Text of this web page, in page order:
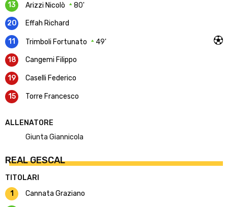
13 Arizzi Nicolò 80'
20 Effah Richard
11 Trimboli Fortunato 49'
18 Cangemi Filippo
19 Caselli Federico
15 Torre Francesco
ALLENATORE
Giunta Giannicola
REAL GESCAL
TITOLARI
1
Cannata Graziano